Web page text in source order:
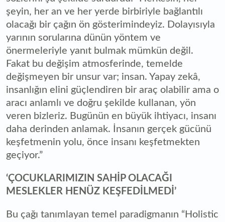
şeyin, her an ve her yerde birbiriyle bağlantılı
olacağı bir çağın ön gösterimindeyiz. Dolayısıyla
yarının sorularına dünün yöntem ve
önermeleriyle yanıt bulmak mümkün değil.
Fakat bu değişim atmosferinde, temelde
değişmeyen bir unsur var; insan. Yapay zekâ,
insanlığın elini güçlendiren bir araç olabilir ama o
aracı anlamlı ve doğru şekilde kullanan, yön
veren bizleriz. Bugünün en büyük ihtiyacı, insanı
daha derinden anlamak. İnsanın gerçek gücünü
keşfetmenin yolu, önce insanı keşfetmekten
geçiyor.”
‘ÇOCUKLARIMIZIN SAHİP OLACAĞI
MESLEKLER HENÜZ KEŞFEDİLMEDİ’
Bu çağı tanımlayan temel paradigmanın “Holistic